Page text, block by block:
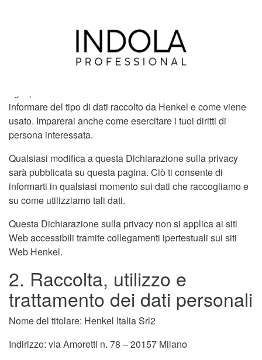
1. Generale
informare del tipo di dati raccolto da Henkel e come viene
usato. Imparerai anche come esercitare i tuoi diritti di
persona interessata.
Qualsiasi modifica a questa Dichiarazione sulla privacy
sarà pubblicata su questa pagina. Ciò ti consente di
informarti in qualsiasi momento sui dati che raccogliamo e
su come utilizziamo tali dati.
Questa Dichiarazione sulla privacy non si applica ai siti
Web accessibili tramite collegamenti ipertestuali sui siti
Web Henkel.
2. Raccolta, utilizzo e
trattamento dei dati personali
Nome del titolare: Henkel Italia Srl2
Indirizzo: via Amoretti n. 78 – 20157 Milano